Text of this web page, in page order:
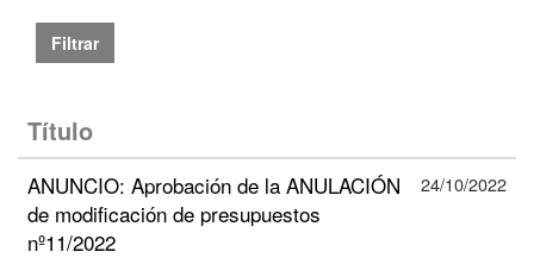
Filtrar
Título
ANUNCIO: Aprobación de la ANULACIÓN
de modificación de presupuestos
nº11/2022
24/10/2022